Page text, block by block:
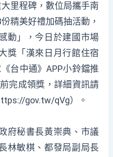
里程碑，數位局攜手南
精美好禮加碼抽活動，
動」，今日於建國市場
獎「漢來日月行館住宿
台中通》APP小鈴鐺推
完成領獎，詳細資訊請
gov.tw/qVg）。
府秘書長黃崇典、市議
林敏棋、都發局副局長